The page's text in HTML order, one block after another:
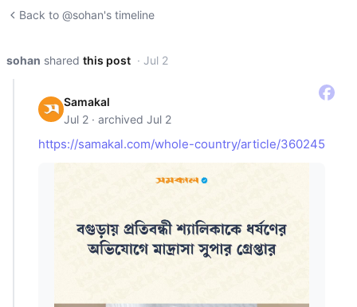
Back to @sohan's timeline
sohan shared this post · Jul 2
Samakal
Jul 2 · archived Jul 2
https://samakal.com/whole-country/article/360245